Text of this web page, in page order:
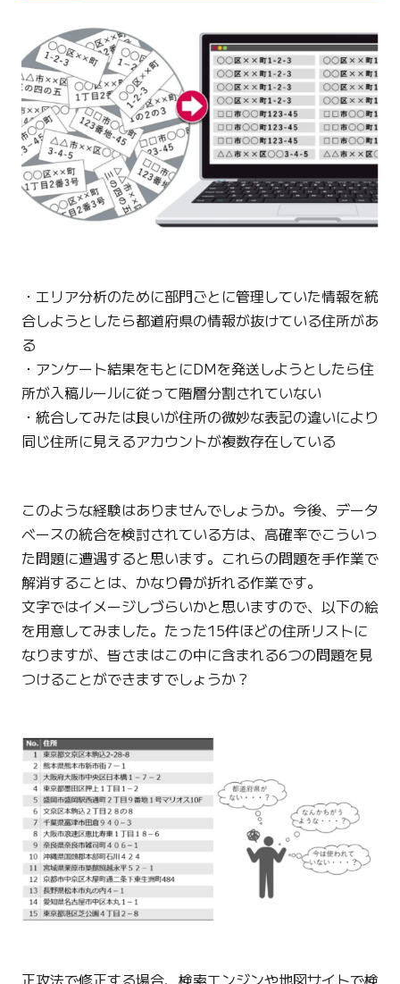
・エリア分析のために部門ごとに管理していた情報を統
合しようとしたら都道府県の情報が抜けている住所があ
る
・アンケート結果をもとにDMを発送しようとしたら住
所が入稿ルールに従って階層分割されていない
・統合してみたは良いが住所の微妙な表記の違いにより
同じ住所に見えるアカウントが複数存在している
このような経験はありませんでしょうか。今後、データ
ベースの統合を検討されている方は、高確率でこういっ
た問題に遭遇すると思います。これらの問題を手作業で
解消することは、かなり骨が折れる作業です。
文字ではイメージしづらいかと思いますので、以下の絵
を用意してみました。たった15件ほどの住所リストに
なりますが、皆さまはこの中に含まれる6つの問題を見
つけることができますでしょうか？
正攻法で修正する場合、検索エンジンや地図サイトで検